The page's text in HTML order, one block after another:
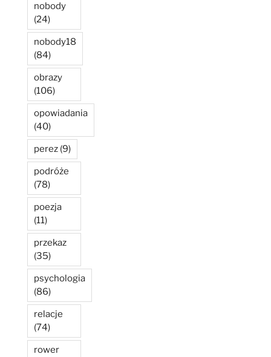
nobody
(24)
nobody18
(84)
obrazy
(106)
opowiadania
(40)
perez (9)
podróże
(78)
poezja
(11)
przekaz
(35)
psychologia
(86)
relacje
(74)
rower